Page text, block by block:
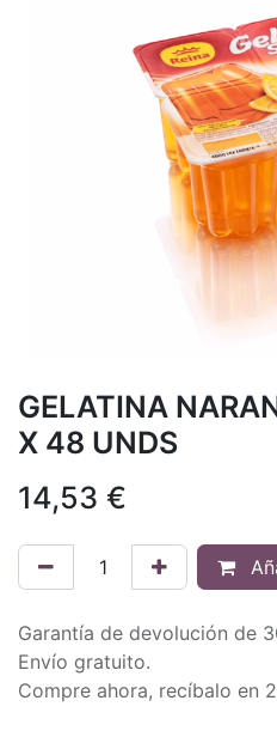
GELATINA
X 48 UNDS
14,53 €
Garantía de devolución de
Envío gratuito.
Compre ahora, recíbalo en